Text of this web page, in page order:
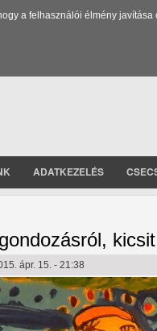
a felhasználói élmény
ADATKEZELÉS
ápr. 15. - 21:38